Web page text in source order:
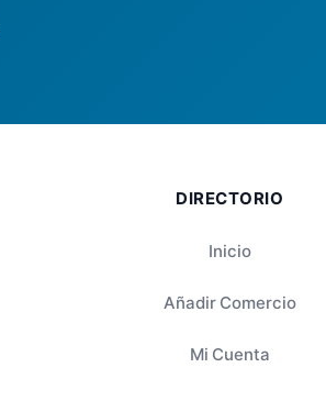
DIRECTORIO
Inicio
Añadir Comercio
Mi Cuenta